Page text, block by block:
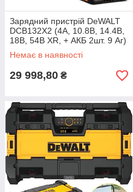
Зарядний пристрій DeWALT
DCB132X2 (4А, 10.8В, 14.4В,
18В, 54В XR, + АКБ 2шт. 9 Аг)
Немає в наявності
29 998,80 ₴